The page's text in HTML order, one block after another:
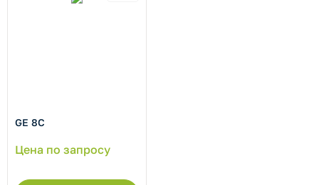
GE 8C
Цена по запросу